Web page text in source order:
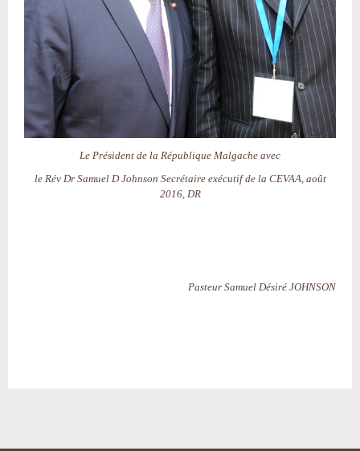
Le Président de la République Malgache avec
le Rév Dr Samuel D Johnson Secrétaire exécutif de la CEVAA, août
2016, DR
Pasteur Samuel Désiré JOHNSON